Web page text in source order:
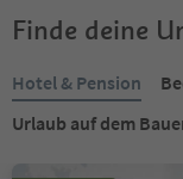
Finde deine
Hotel & Pension
Urlaub auf dem